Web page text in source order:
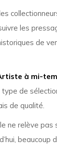
les
de
à mi-
de
de qualité.
ne relève pas
beaucoup